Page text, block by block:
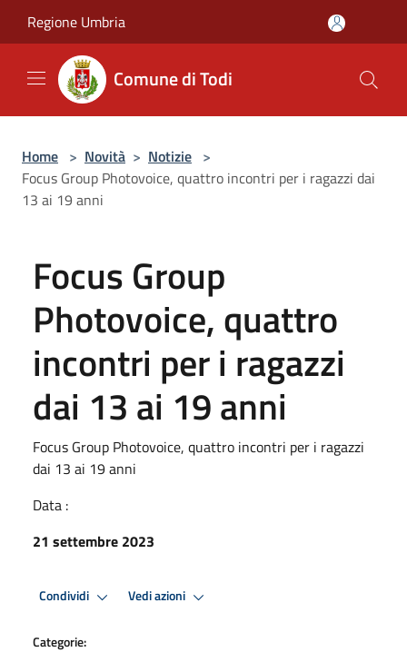
Regione Umbria
Comune di Todi
Home > Novità > Notizie >
Focus Group Photovoice, quattro incontri per i ragazzi dai
13 ai 19 anni
Focus Group
Photovoice, quattro
incontri per i ragazzi
dai 13 ai 19 anni
Focus Group Photovoice, quattro incontri per i ragazzi
dai 13 ai 19 anni
Data :
21 settembre 2023
Condividi Vedi azioni
Categorie: